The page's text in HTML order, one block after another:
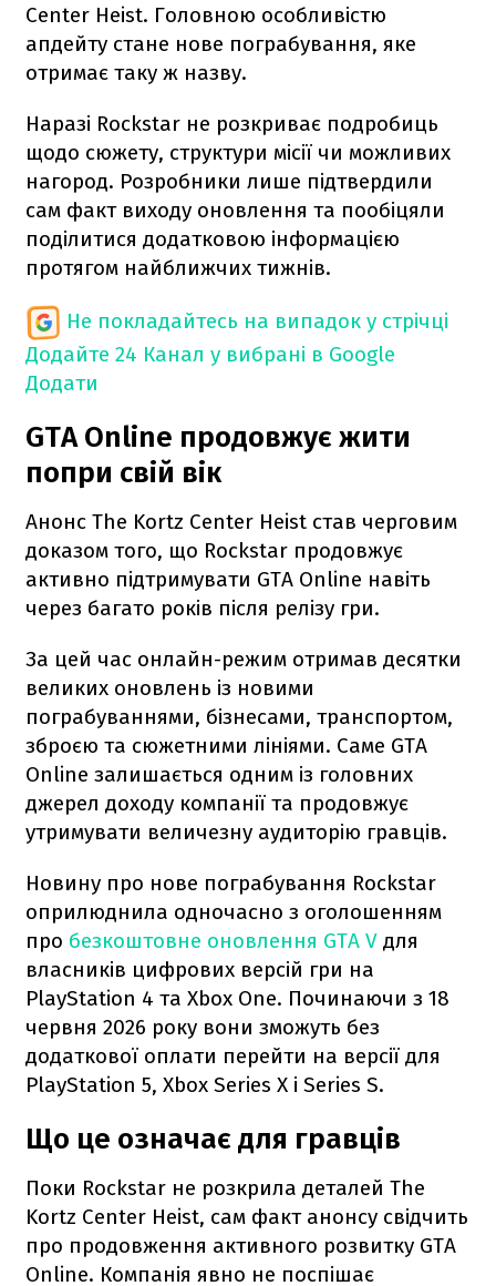
Center Heist. Головною особливістю
апдейту стане нове пограбування, яке
отримає таку ж назву.
Наразі Rockstar не розкриває подробиць
щодо сюжету, структури місії чи можливих
нагород. Розробники лише підтвердили
сам факт виходу оновлення та пообіцяли
поділитися додатковою інформацією
протягом найближчих тижнів.
Не покладайтесь на випадок у стрічці
Додайте 24 Канал у вибрані в Google
Додати
GTA Online продовжує жити
попри свій вік
Анонс The Kortz Center Heist став черговим
доказом того, що Rockstar продовжує
активно підтримувати GTA Online навіть
через багато років після релізу гри.
За цей час онлайн-режим отримав десятки
великих оновлень із новими
пограбуваннями, бізнесами, транспортом,
зброєю та сюжетними лініями. Саме GTA
Online залишається одним із головних
джерел доходу компанії та продовжує
утримувати величезну аудиторію гравців.
Новину про нове пограбування Rockstar
оприлюднила одночасно з оголошенням
про безкоштовне оновлення GTA V для
власників цифрових версій гри на
PlayStation 4 та Xbox One. Починаючи з 18
червня 2026 року вони зможуть без
додаткової оплати перейти на версії для
PlayStation 5, Xbox Series X і Series S.
Що це означає для гравців
Поки Rockstar не розкрила деталей The
Kortz Center Heist, сам факт анонсу свідчить
про продовження активного розвитку GTA
Online. Компанія явно не поспішає